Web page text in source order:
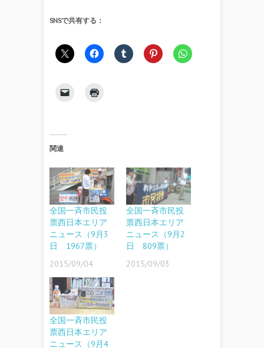
SNSで共有する：
関連
全国一斉市民投
票西日本エリア
ニュース（9月3
日 1967票）
2015/09/04
全国一斉市民投
票西日本エリア
ニュース（9月2
日 809票）
2015/09/03
全国一斉市民投
票西日本エリア
ニュース（9月4